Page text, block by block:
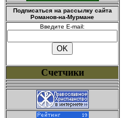
Подписаться на рассылку сайта
Романов-на-Мурмане
Введите E-mail:
Счетчики